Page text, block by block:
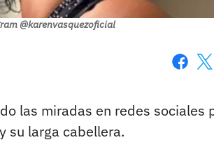
@karenvasquezoficial
las miradas en redes sociales
su larga cabellera.